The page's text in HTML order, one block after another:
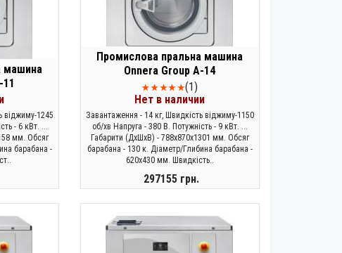
машина
віджиму-1245
- 6 кВт. ...
мм. Обсяг
барабана -
Промислова пральна машина
Onnera Group A-14
(1)
Нет в наличии
Завантаження - 14 кг, Швидкість віджиму-1150
об/хв Напруга - 380 В. Потужність - 9 кВт. ...
Габарити (ДхШхВ) - 788х870х1301 мм. Обсяг
барабана - 130 к. Діаметр/Глибина барабана -
620х430 мм. Швидкість..
297155 грн.